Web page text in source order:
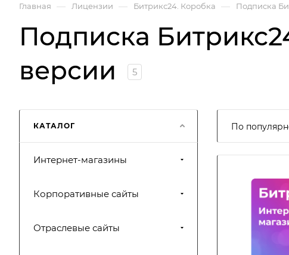
Главная — Лицензии — Битрикс24. Коробка — Подписка
Подписка
версии
5
По
КАТАЛОГ
Интернет-магазины
Корпоративные сайты
Отраслевые сайты